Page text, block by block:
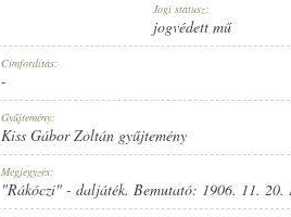
NO. 35365.
Jogi státusz:
jogvédett mű
Címfordítás:
-
Gyűjtemény:
Kiss Gábor Zoltán gyűjtemény
Megjegyzés:
"Rákóczi" - daljáték. Bemutató: 1906. 11. 20.